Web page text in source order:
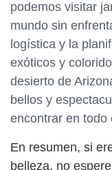
podemos visitar
mundo sin
logística y la
exóticos y
desierto de
bellos y
encontrar en todo
En resumen, si
belleza, no